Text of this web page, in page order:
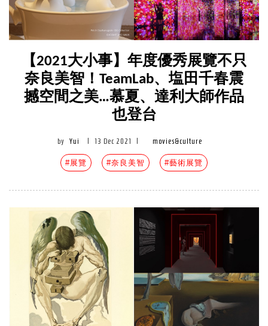
【2021大小事】年度優秀展覽不只
奈良美智！TeamLab、塩田千春震
撼空間之美…慕夏、達利大師作品
也登台
by Yui 13 Dec 2021 movies&culture
#展覽 #奈良美智 #藝術展覽